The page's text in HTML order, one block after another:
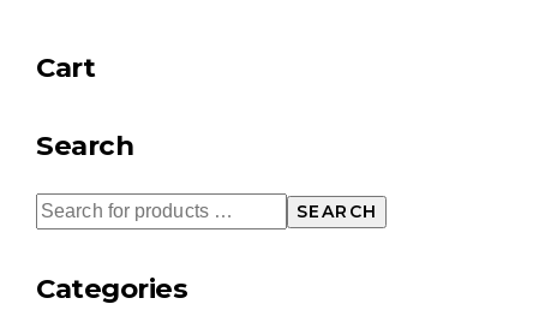
Cart
Search
SEARCH
Categories